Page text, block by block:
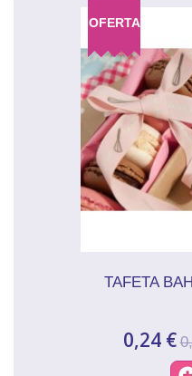
OFERTA
TAFETA
0,24 €